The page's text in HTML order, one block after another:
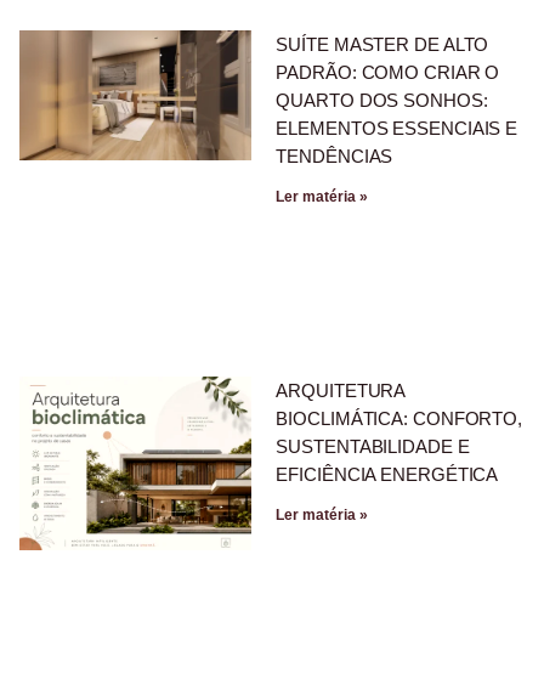
SUÍTE MASTER DE ALTO
PADRÃO: COMO CRIAR O
QUARTO DOS SONHOS:
ELEMENTOS ESSENCIAIS E
TENDÊNCIAS
Ler matéria »
ARQUITETURA
BIOCLIMÁTICA: CONFORTO,
SUSTENTABILIDADE E
EFICIÊNCIA ENERGÉTICA
Ler matéria »